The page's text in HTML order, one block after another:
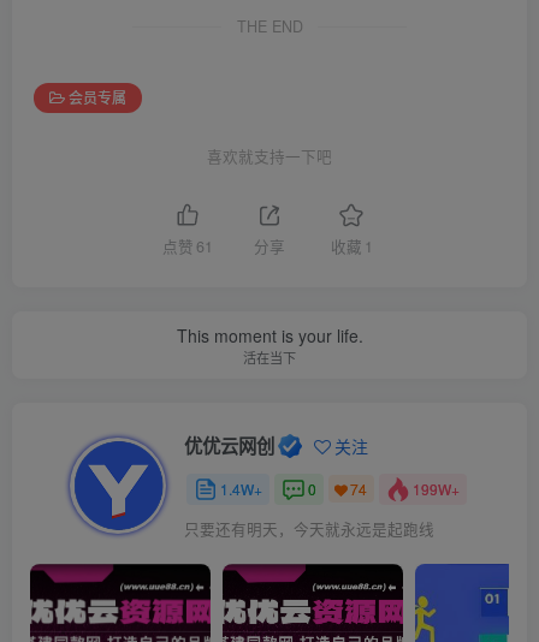
THE END
会员专属
喜欢就支持一下吧
点赞 61 分享 收藏 1
This moment is your life.
活在当下
优优云网创 关注
1.4W+ 0 74 199W+
只要还有明天，今天就永远是起跑线